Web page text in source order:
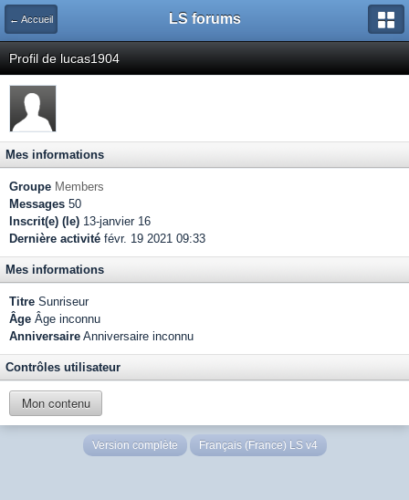
← Accueil LS forums
Profil de lucas1904
Mes informations
Groupe Members
Messages 50
Inscrit(e) (le) 13-janvier 16
Dernière activité févr. 19 2021 09:33
Mes informations
Titre Sunriseur
Âge Âge inconnu
Anniversaire Anniversaire inconnu
Contrôles utilisateur
Mon contenu
Version complète Français (France) LS v4